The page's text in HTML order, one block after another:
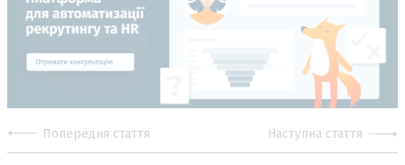
Попередня стаття Наступна стаття